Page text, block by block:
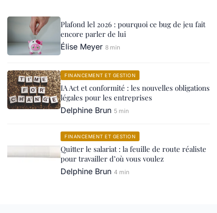
Plafond lel 2026 : pourquoi ce bug de jeu fait
encore parler de lui
Élise Meyer 8 min
FINANCEMENT ET GESTION
IA Act et conformité : les nouvelles obligations
légales pour les entreprises
Delphine Brun 5 min
FINANCEMENT ET GESTION
Quitter le salariat : la feuille de route réaliste
pour travailler d’où vous voulez
Delphine Brun 4 min